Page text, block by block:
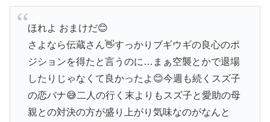
ほれよ おまけだ😊
さよなら伝蔵さん👋すっかりブギウギの良心のポ
ジションを得たと言うのに…まぁ空襲とかで退場
したりじゃなくて良かったよ😊今週も続くスズ子
の恋バナ😅二人の行く末よりもスズ子と愛助の母
親との対決の方が盛り上がり気味なのがなんと